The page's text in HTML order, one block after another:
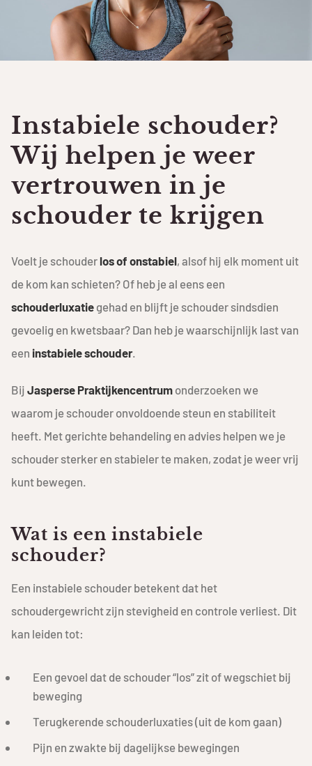
Instabiele schouder?
Wij helpen je weer
vertrouwen in je
schouder te krijgen
Voelt je schouderlos of onstabiel, alsof hij elk moment uit
de kom kan schieten? Of heb je al eens een
schouderluxatie gehad en blijft je schouder sindsdien
gevoelig en kwetsbaar? Dan heb je waarschijnlijk last van
een instabiele schouder.
BijJasperse Praktijkencentrum onderzoeken we
waarom je schouder onvoldoende steun en stabiliteit
heeft. Met gerichte behandeling en advies helpen we je
schouder sterker en stabieler te maken, zodat je weer vrij
kunt bewegen.
Wat is een instabiele
schouder?
Een instabiele schouder betekent dat het
schoudergewricht zijn stevigheid en controle verliest. Dit
kan leiden tot:
Een gevoel dat de schouder “los” zit of wegschiet bij
beweging
Terugkerende schouderluxaties (uit de kom gaan)
Pijn en zwakte bij dagelijkse bewegingen